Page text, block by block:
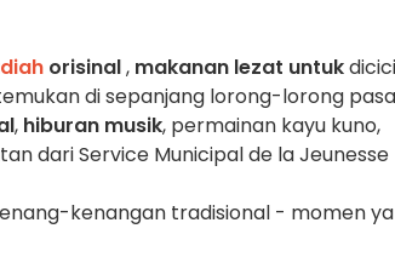
orisinal, makanan lezat untuk
di sepanjang lorong-lorong
, hiburan musik, permainan kayu kuno,
dari Service Municipal de la Jeunesse
kenangan tradisional - momen